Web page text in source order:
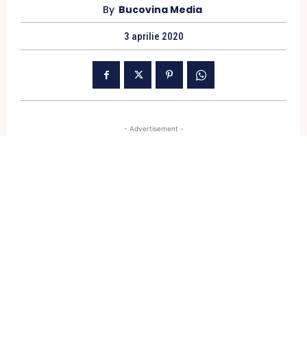
By Bucovina Media
3 aprilie 2020
- Advertisement -